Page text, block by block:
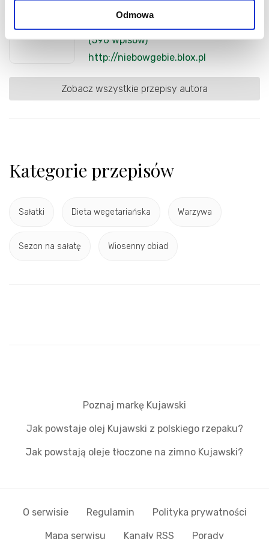
Odmowa
Autor
(596 wpisów)
http://niebowgebie.blox.pl
Zobacz wszystkie przepisy autora
Kategorie przepisów
Sałatki Dieta wegetariańska Warzywa
Sezon na sałatę Wiosenny obiad
Poznaj markę Kujawski
Jak powstaje olej Kujawski z polskiego rzepaku?
Jak powstają oleje tłoczone na zimno Kujawski?
O serwisie Regulamin Polityka prywatności
Mapa serwisu Kanały RSS Porady